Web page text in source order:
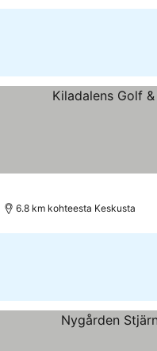
6.8 km kohteesta Keskusta